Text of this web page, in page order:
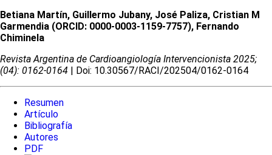
Betiana Martín, Guillermo Jubany, José Paliza, Cristian M
Garmendia (ORCID: 0000-0003-1159-7757), Fernando
Chiminela
Revista Argentina de Cardioangiologí­a Intervencionista 2025;
(04): 0162-0164 | Doi: 10.30567/RACI/202504/0162-0164
Resumen
Artículo
Bibliografía
Autores
PDF